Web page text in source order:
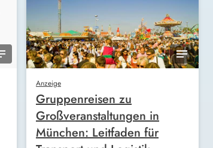
Anzeige
Gruppenreisen zu
Großveranstaltungen in
München: Leitfaden für